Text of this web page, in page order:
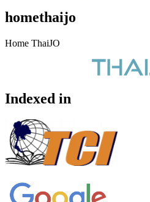
homethaijo
Home ThaiJO
Indexed in